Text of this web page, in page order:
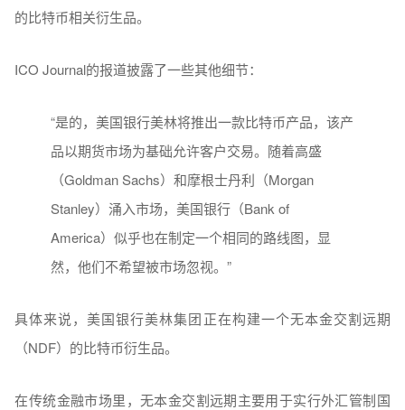
的比特币相关衍生品。
ICO Journal的报道披露了一些其他细节：
“是的，美国银行美林将推出一款比特币产品，该产
品以期货市场为基础允许客户交易。随着高盛
（Goldman Sachs）和摩根士丹利（Morgan
Stanley）涌入市场，美国银行（Bank of
America）似乎也在制定一个相同的路线图，显
然，他们不希望被市场忽视。”
具体来说，美国银行美林集团正在构建一个无本金交割远期
（NDF）的比特币衍生品。
在传统金融市场里，无本金交割远期主要用于实行外汇管制国